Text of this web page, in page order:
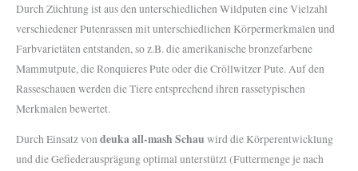
Durch Züchtung ist aus den unterschiedlichen Wildputen eine Vielzahl
verschiedener Putenrassen mit unterschiedlichen Körpermerkmalen und
Farbvarietäten entstanden, so z.B. die amerikanische bronzefarbene
Mammutpute, die Ronquieres Pute oder die Cröllwitzer Pute. Auf den
Rasseschauen werden die Tiere entsprechend ihren rassetypischen
Merkmalen bewertet.
Durch Einsatz vondeuka all-mash Schau wird die Körperentwicklung
und die Gefiederausprägung optimal unterstützt (Futtermenge je nach